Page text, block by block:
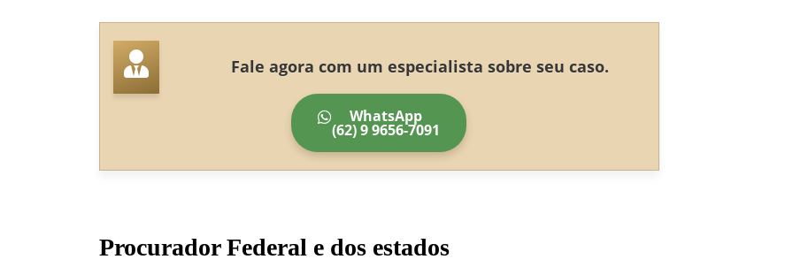
Fale agora com um especialista sobre seu caso.
WhatsApp
(62) 9 9656-7091
Procurador Federal e dos estados